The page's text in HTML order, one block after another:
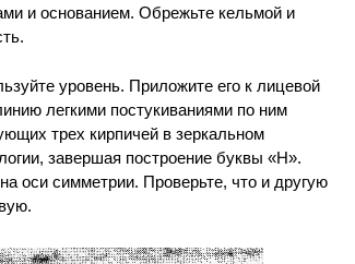
и основанием. Обрежьте кельмой и
уровень. Приложите его к лицевой
легкими постукиваниями по ним
трех кирпичей в зеркальном
завершая построение буквы «Н».
оси симметрии. Проверьте, что и другую